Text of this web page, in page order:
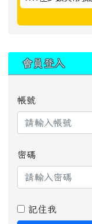
會員登入
帳號
密碼
記住我